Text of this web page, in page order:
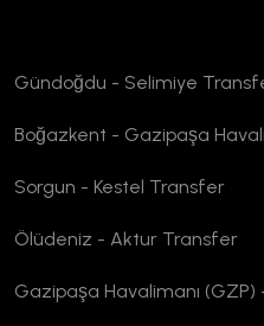
Gündoğdu - Selimiye
Boğazkent - Gazipaşa
Sorgun - Kestel Transfer
Ölüdeniz - Aktur Transfer
Gazipaşa Havalimanı (GZP)